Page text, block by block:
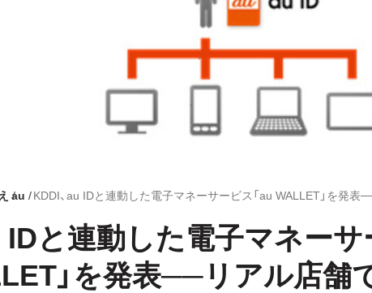
au
IDと連動した電子マネーサ
」を発表──リアル店舗